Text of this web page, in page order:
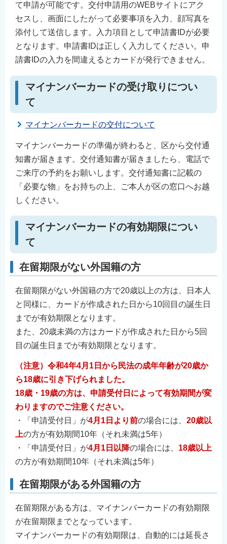
て申請が可能です。交付申請用のWEBサイトにアク
セスし、画面にしたがって必要事項を入力、顔写真を
添付して送信します。入力項目として申請書IDが必要
となります。申請書IDは正しく入力してください。申
請書IDの入力を間違えるとカードが発行できません。
マイナンバーカードの受け取りについ
て
マイナンバーカードの交付について
マイナンバーカードの準備が終わると、区から交付通
知書が届きます。交付通知書が届きましたら、電話で
ご来庁の予約をお願いします。交付通知書に記載の
「必要な物」をお持ちの上、ご本人が区の窓口へお越
しください。
マイナンバーカードの有効期限につい
て
在留期限がない外国籍の方
在留期限がない外国籍の方で20歳以上の方は、日本人
と同様に、カードが作成された日から10回目の誕生日
までが有効期限となります。
また、20歳未満の方はカードが作成された日から5回
目の誕生日までが有効期限となります。
（注意）令和4年4月1日から民法の成年年齢が20歳か
ら18歳に引き下げられました。
18歳・19歳の方は、申請受付日によって有効期間が変
わりますのでご注意ください。
・「申請受付日」が4月1日より前の場合には、 20歳以
上の方が有効期間10年（それ未満は5年）
・「申請受付日」が4月1日以降の場合には、 18歳以上
の方が有効期間10年（それ未満は5年）
在留期限がある外国籍の方
在留期限がある方は、マイナンバーカードの有効期限
が在留期限までとなっています。
マイナンバーカードの有効期限は、自動的には延長さ